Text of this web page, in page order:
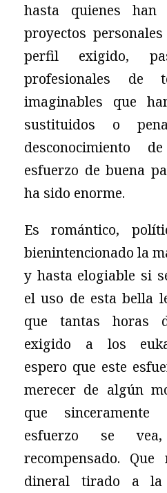
hasta quienes han
proyectos
perfil exigido,
profesionales de
imaginables que
sustituidos o
desconocimiento
esfuerzo de buena
ha sido enorme.
Es romántico,
bienintencionado la
y hasta elogiable si
el uso de esta bella
que tantas horas
exigido a los
espero que este
merecer de algún
que
esfuerzo se
recompensado.
dineral tirado a